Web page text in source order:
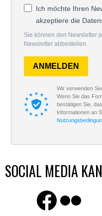
Ich möchte Ihren
akzeptiere die
Sie können den Newsletter
Newsletter abbestellen.
ANMELDEN
Wir verwenden
Wenn Sie das
bestätigen Sie,
Informationen an
SOCIAL MEDIA
Finde uns auf